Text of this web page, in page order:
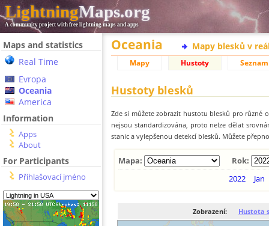
LightningMaps.org
A community project with free lightning maps and apps
Maps and statistics
Real Time
Evropa
Oceania
America
Information
Apps
About
For Participants
Přihlašovací jméno
Oceania Mapy blesků v
Mapy Hustoty Seznam
Hustoty blesků
Zde si můžete zobrazit hustotu blesků pro různé
nejsou standardizována, proto nelze dělat
stanic a vylepšenou detekcí blesků. Můžete
Mapa:
Rok:
2022
Jan
Zobrazení: Hustota